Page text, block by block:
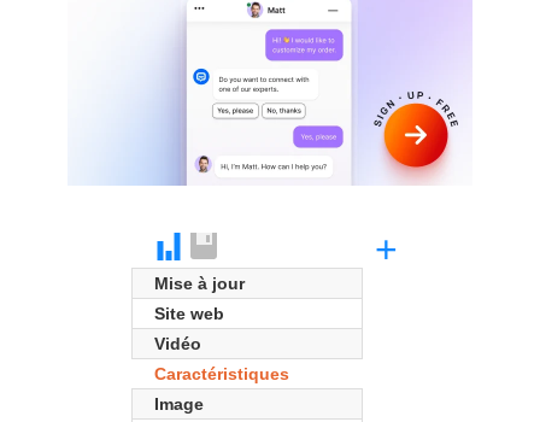
Mise à jour
Site web
Vidéo
Caractéristiques
Image
+